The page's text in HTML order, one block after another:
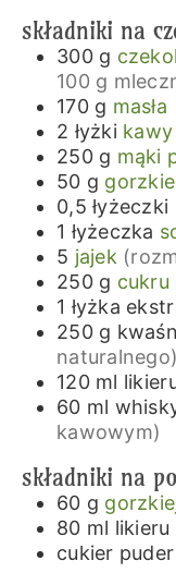
składniki na
300 g
100 g
170 g masła
2 łyżki
250 g mąki
50 g
0,5 łyżeczki
1 łyżeczka
5 jajek
250 g cukru
1 łyżka
250 g
naturalnego)
120 ml
60 ml
kawowym)
składniki na
60 g
80 ml
cukier puder